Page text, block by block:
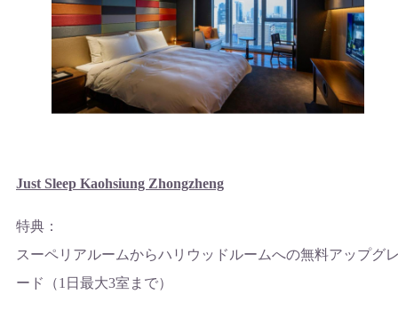
Just Sleep Kaohsiung Zhongzheng
特典：
スーペリアルームからハリウッドルームへの無料アップグ
ード（1日最大3室まで）